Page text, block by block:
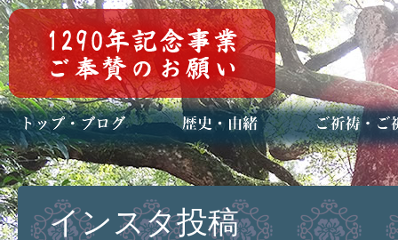
トップページ
ブログ(日々八百万)
お知らせ一覧 歴史・ご祭神
年中行事
メディア掲載 ご祈祷・ご祈
安産祈願
初宮参り
七五三詣
長寿のお祝い
神前結婚式
厄祓い・方位
車のお祓い
地鎮祭
神葬祭（神式
インスタ投稿